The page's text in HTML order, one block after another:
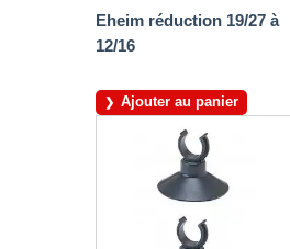
Eheim réduction 19/27 à
12/16
Ajouter au panier